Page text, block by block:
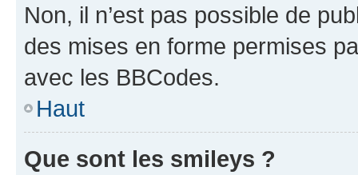
Non, il n’est pas possible de
des mises en forme permises
avec les BBCodes.
Haut
Que sont les smileys ?